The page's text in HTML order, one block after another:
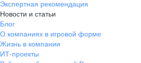
Экспертная рекомендация
Новости и статьи
Блог
О компаниях в игровой форме
Жизнь в компании
ИТ-проекты